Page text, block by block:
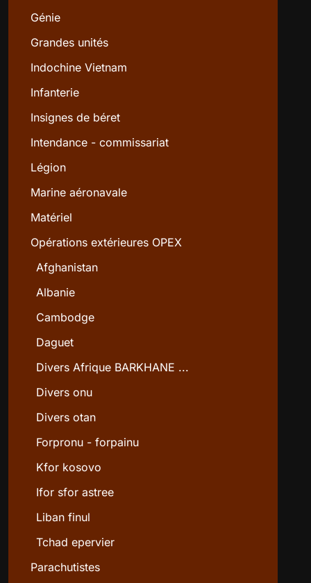
Génie
Grandes unités
Indochine Vietnam
Infanterie
Insignes de béret
Intendance - commissariat
Légion
Marine aéronavale
Matériel
Opérations extérieures OPEX
Afghanistan
Albanie
Cambodge
Daguet
Divers Afrique BARKHANE ...
Divers onu
Divers otan
Forpronu - forpainu
Kfor kosovo
Ifor sfor astree
Liban finul
Tchad epervier
Parachutistes